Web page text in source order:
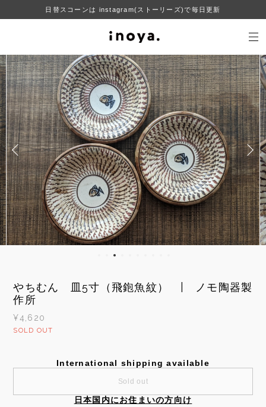
日替スコーンは instagram(ストーリーズ)で毎日更新
やちむん 皿5寸（飛鉋魚紋） | ノモ陶器製
作所
¥4,620
SOLD OUT
International shipping available
Sold out
日本国内にお住まいの方向け